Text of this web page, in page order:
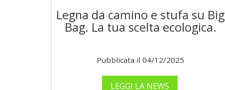
Legna da camino e stufa su Big
Bag. La tua scelta ecologica.
Pubblicata il 04/12/2025
LEGGI LA NEWS